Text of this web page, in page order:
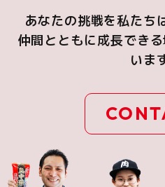
あなたの挑戦を私たち
仲間とともに成長でき
いま